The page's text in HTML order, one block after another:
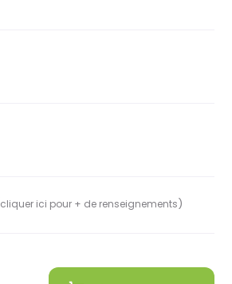
cliquer ici pour + de renseignements)